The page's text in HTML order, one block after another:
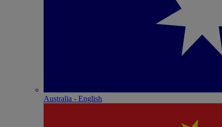
Australia - English